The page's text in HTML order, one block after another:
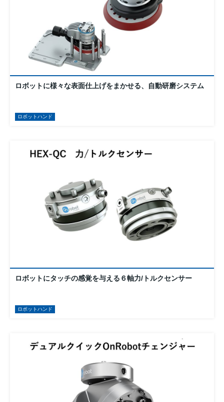
ロボットに様々な表面仕上げをまかせる、自動研磨システム
ロボットハンド
ロボットにタッチの感覚を与える６軸力/トルクセンサー
ロボットハンド